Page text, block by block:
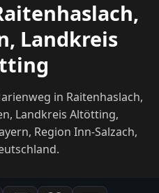
Landkreis
in Raitenhaslach,
Landkreis Altötting,
Region Inn-Salzach,